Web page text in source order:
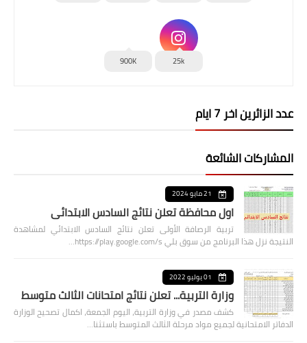
25k
900K
عدد الزائرين اخر 7 ايام
المشاركات الشائعة
21 مايو 2024
اول محافظة تعلن نتائج السادس الابتدائي
تربية الرصافة الأولى تعلن نتائج السادس الابتدائي لمشاهدة
النتيجة نزل هذا البرنامج من سوق بلي https://play.google.com/s…
01 يوليو 2022
وزارة التربية... تعلن نتائج امتحانات الثالث متوسط
كشف مصدر في وزارة التربية، اليوم الجمعة، اكمال تصحيح الوزارة
الدفاتر الامتحانية لجميع مواد مرحلة الثالث المتوسط باستثنا…